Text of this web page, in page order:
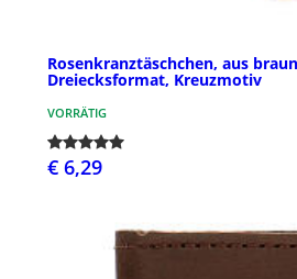
Rosenkranztäschchen, aus
Dreiecksformat, Kreuzmotiv
VORRÄTIG
€ 6,29